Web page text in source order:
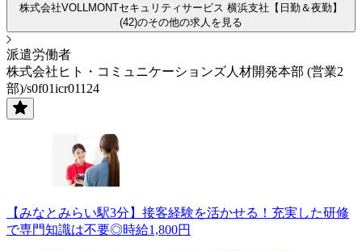
株式会社VOLLMONTセキュリティサービス 横浜支社【日勤＆夜勤】
(42)のその他の求人を見る
派遣労働者
株式会社ヒト・コミュニケーションズ人材開発本部 (営業2
部)/s0f01icr01124
【みなとみらい駅3分】接客経験を活かせる！充実した研修
で専門知識は不要◎時給1,800円